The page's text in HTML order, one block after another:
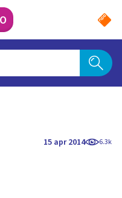
15 apr 2014 6.3k